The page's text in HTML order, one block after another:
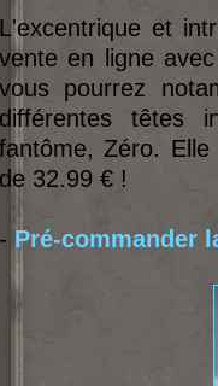
L'excentrique et
vente en ligne
vous pourrez
différentes têtes
fantôme, Zéro.
de 32.99 € !
- Pré-commander